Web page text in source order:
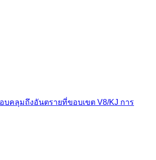
คลุมถึงอันตรายที่ขอบเขต V8/KJ การ